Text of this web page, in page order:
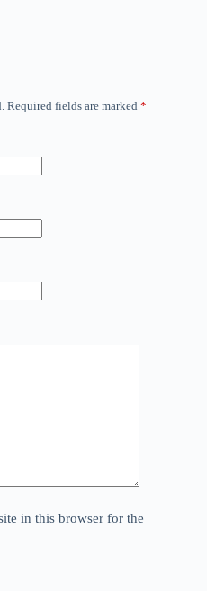
Required fields are marked *
in this browser for the